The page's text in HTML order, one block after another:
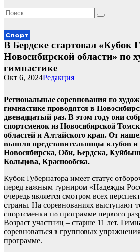
Спорт
В Бердске стартовал «Кубок
Новосибирской области» по
гимнастике
Редакция
Окт 6, 2024
Региональные соревнования по
гимнастике проводятся в
двенадцатый раз. В этом году они
спортсменок из Новосибирской
областей и Алтайского края. От
вышли представительницы клубов
Новосибирска, Оби, Бердска,
Кольцова, Краснообска.
Кубок Губернатора имеет статус
перед важным турниром «Надежды
очередь является смотром всех
страны. На соревнованиях выступают
спортсменки по программе первого
Возраст участниц – старше 11 лет.
соревноваться в групповых
программе.